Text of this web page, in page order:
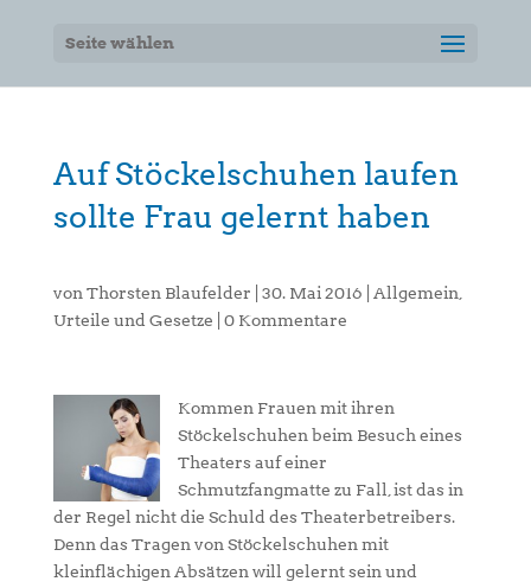
Seite wählen
Auf Stöckelschuhen laufen
sollte Frau gelernt haben
von Thorsten Blaufelder 30. Mai 2016 Allgemein
Urteile und Gesetze
0 Kommentare
Kommen Frauen mit ihren
Stöckelschuhen beim Besuch eines
Theaters auf einer
Schmutzfangmatte zu Fall, ist das in
der Regel nicht die Schuld des Theaterbetreibers.
Denn das Tragen von Stöckelschuhen mit
kleinflächigen Absätzen will gelernt sein und